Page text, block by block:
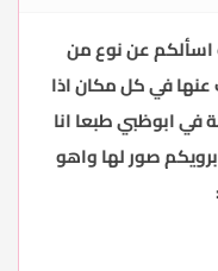
اسألكم عن نوع من
عنها في كل مكان اذا
في ابوظبي طبعا انا
عجبيني نوع الماركة واسمها tarte برويكم صور لها واهو